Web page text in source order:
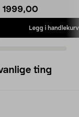
1999,00
Legg i handlekurv
ting